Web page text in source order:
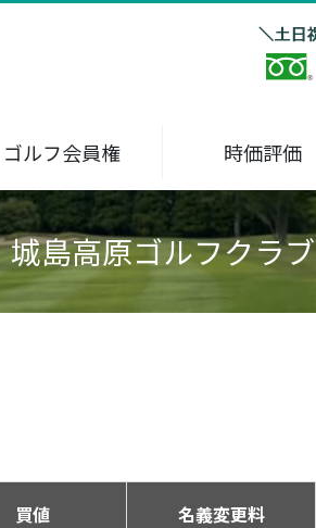
ゴルフ会員権 時価評価
城島高原ゴルフクラブ
買値 名義変更料